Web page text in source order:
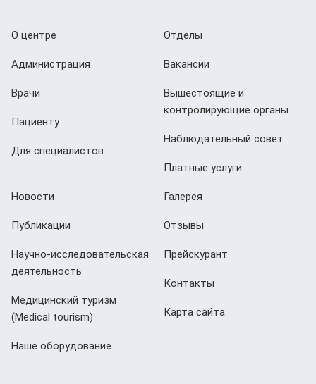
О центре
Администрация
Врачи
Пациенту
Для специалистов
Отделы
Вакансии
Вышестоящие и
контролирующие органы
Наблюдательный совет
Платные услуги
Новости
Публикации
Научно-исследовательская
деятельность
Медицинский туризм
(Мedical tourism)
Наше оборудование
Галерея
Отзывы
Прейскурант
Контакты
Карта сайта